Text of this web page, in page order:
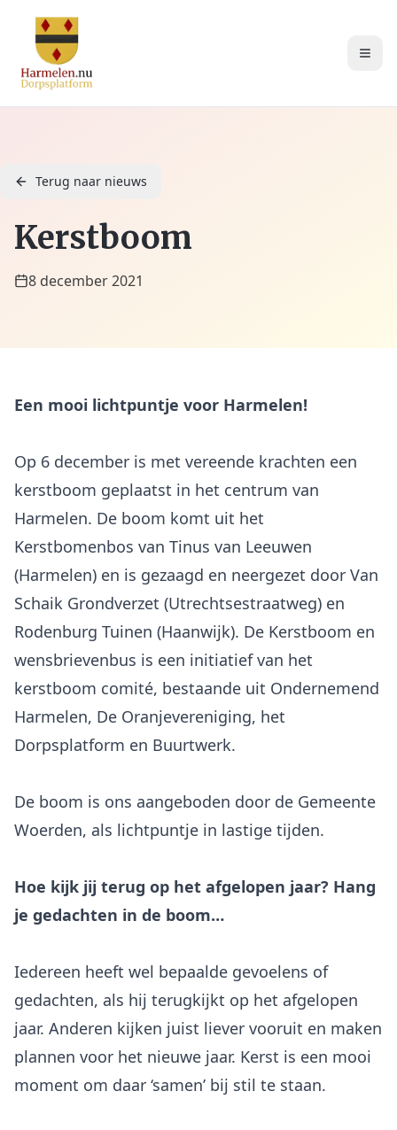
Terug naar nieuws
Kerstboom
8 december 2021
Een mooi lichtpuntje voor Harmelen!
Op 6 december is met vereende krachten een
kerstboom geplaatst in het centrum van
Harmelen. De boom komt uit het
Kerstbomenbos van Tinus van Leeuwen
(Harmelen) en is gezaagd en neergezet door Van
Schaik Grondverzet (Utrechtsestraatweg) en
Rodenburg Tuinen (Haanwijk). De Kerstboom en
wensbrievenbus is een initiatief van het
kerstboom comité, bestaande uit Ondernemend
Harmelen, De Oranjevereniging, het
Dorpsplatform en Buurtwerk.
De boom is ons aangeboden door de Gemeente
Woerden, als lichtpuntje in lastige tijden.
Hoe kijk jij terug op het afgelopen jaar? Hang
je gedachten in de boom…
Iedereen heeft wel bepaalde gevoelens of
gedachten, als hij terugkijkt op het afgelopen
jaar. Anderen kijken juist liever vooruit en maken
plannen voor het nieuwe jaar. Kerst is een mooi
moment om daar ‘samen’ bij stil te staan.